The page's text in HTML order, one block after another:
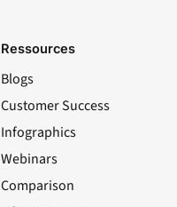
Ressources
Blogs
Customer Success
Infographics
Webinars
Comparison